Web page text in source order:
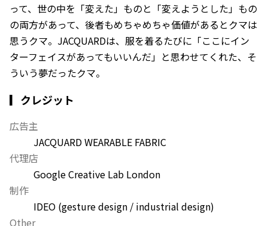
って、世の中を「変えた」ものと「変えようとした」もの
の両方があって、後者もめちゃめちゃ価値があるとクマは
思うクマ。JACQUARDは、服を着るたびに「ここにイン
ターフェイスがあってもいいんだ」と思わせてくれた、そ
ういう夢だったクマ。
▎クレジット
広告主
JACQUARD WEARABLE FABRIC
代理店
Google Creative Lab London
制作
IDEO (gesture design / industrial design)
Other